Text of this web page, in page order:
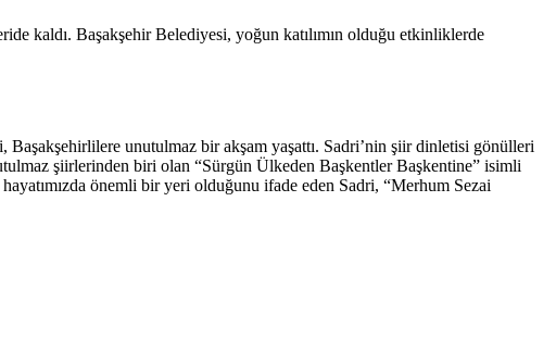
kaldı. Başakşehir Belediyesi, yoğun katılımın olduğu etkinliklerde
Başakşehirlilere unutulmaz bir akşam yaşattı. Sadri’nin şiir dinletisi gönülleri
şiirlerinden biri olan “Sürgün Ülkeden Başkentler Başkentine” isimli
önemli bir yeri olduğunu ifade eden Sadri, “Merhum Sezai